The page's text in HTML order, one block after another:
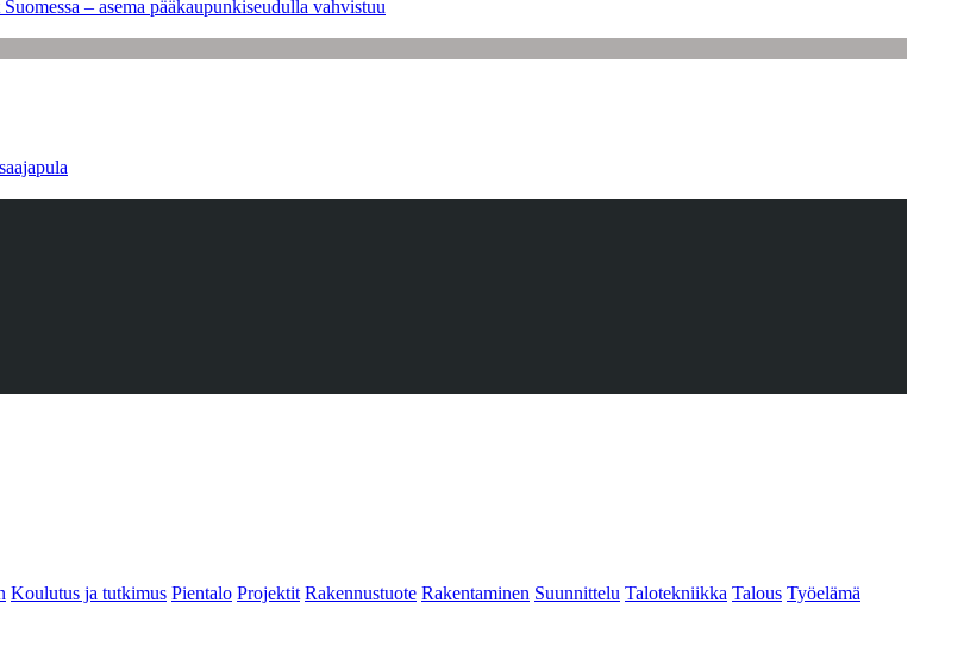
– asema pääkaupunkiseudulla vahvistuu
Koulutus ja tutkimus Pientalo Projektit Rakennustuote Rakentaminen Suunnittelu Talotekniikka Talous Työelämä